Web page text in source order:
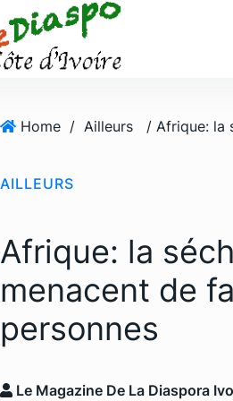
Home / Ailleurs
AILLEURS
Afrique: la
menacent de
personnes
Le Magazine De La Diaspora